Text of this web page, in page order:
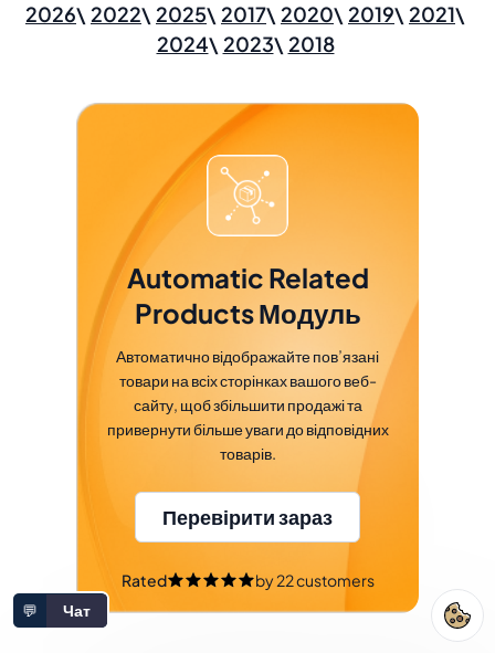
2026 2022 2025 2017 2020 2019
2021
2024
2023 2018
Automatic Related
Products Модуль
Автоматично відображайте пов’язані
товари на всіх сторінках вашого веб-
сайту, щоб збільшити продажі та
привернути більше уваги до відповідних
товарів.
Перевірити зараз
Rated by22customers
💬
Чат